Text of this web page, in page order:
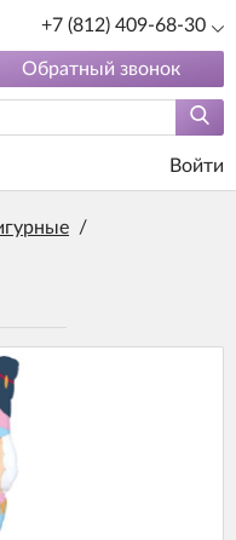
+7 (812) 409-68-30
Обратный звонок
Войти
/